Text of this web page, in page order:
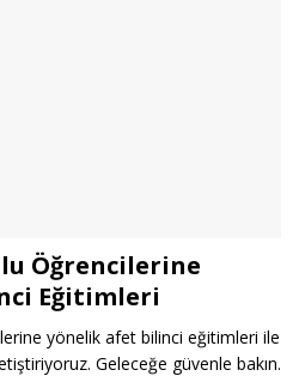
Öğrencilerine
Eğitimleri
yönelik afet bilinci eğitimleri ile
Geleceğe güvenle bakın.